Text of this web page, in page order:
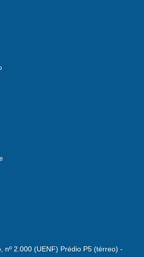
nº 2.000 (UENF) Prédio P5 (térreo) -